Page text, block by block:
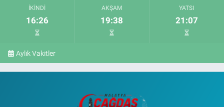
İKINDI
16:26
AKŞAM
19:38
YATSI
21:07
Aylık Vakitler